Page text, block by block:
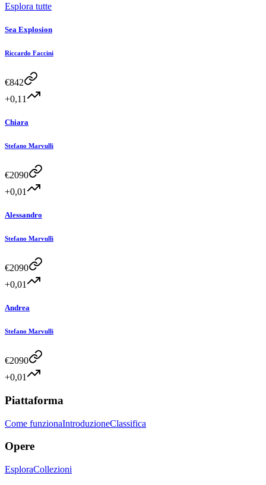
Esplora tutte
Sea Explosion
Riccardo Faccini
€842
+0,11
Chiara
Stefano Marvulli
€2090
+0,01
Alessandro
Stefano Marvulli
€2090
+0,01
Andrea
Stefano Marvulli
€2090
+0,01
Piattaforma
Come funzionaIntroduzioneClassifica
Opere
EsploraCollezioni